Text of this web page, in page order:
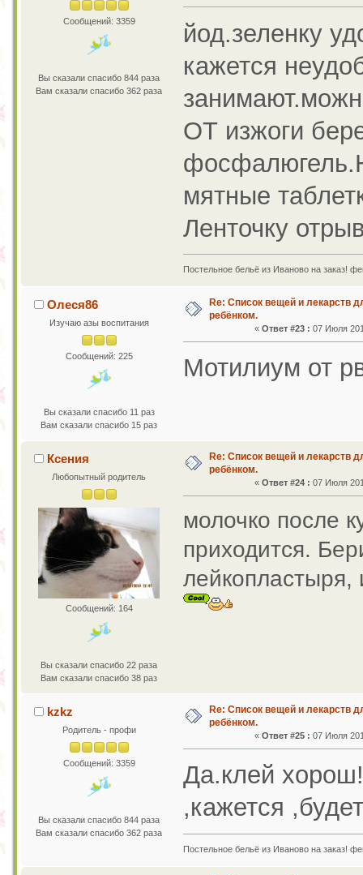
Сообщений: 3359
Вы сказали спасибо 844 раза
Вам сказали спасибо 362 раза
йод.зеленку
кажется
ОТ изжоги
мятные
Ленточку
Постельное бельё из Иваново на заказ!
Олеся86
Изучаю азы воспитания
Сообщений: 225
Вы сказали спасибо 11 раз
Вам сказали спасибо 15 раз
Re: Список вещей и лекарств
ребёнком.
«Ответ #23 : 07 Июля
Мотилиум от
Ксения
Любопытный родитель
Сообщений: 164
Вы сказали спасибо 22 раза
Вам сказали спасибо 38 раз
Re: Список вещей и лекарств
ребёнком.
«Ответ #24 : 07 Июля
молочко после
приходится.
лейкопластыря,
kzkz
Родитель - профи
Сообщений: 3359
Вы сказали спасибо 844 раза
Вам сказали спасибо 362 раза
Re: Список вещей и лекарств
ребёнком.
«Ответ #25 : 07 Июля
Да.клей
,кажется
Постельное бельё из Иваново на заказ!